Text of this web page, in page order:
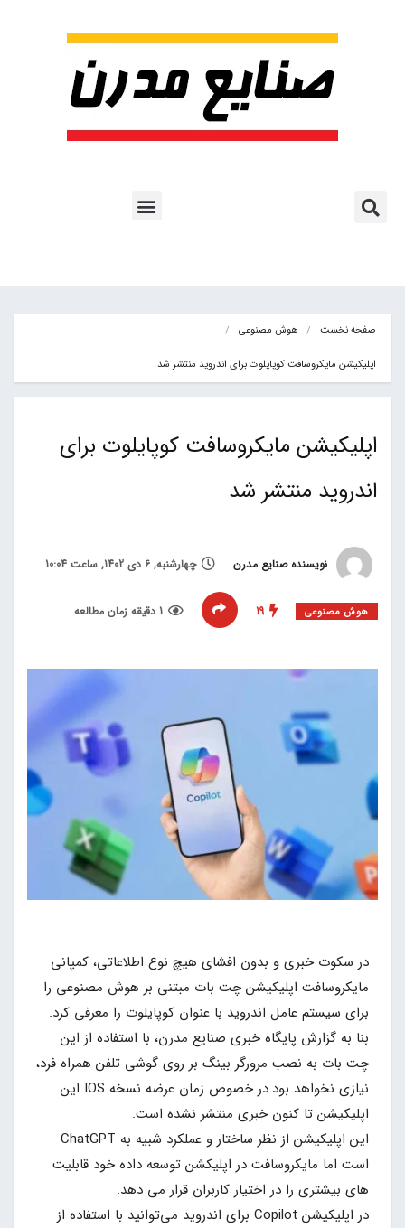
صفحه نخست هوش مصنوعی
اپلیکیشن مایکروسافت کوپایلوت برای اندروید منتشر شد
اپلیکیشن مایکروسافت کوپایلوت برای
اندروید منتشر شد
نویسنده صنایع مدرن چهارشنبه, 6 دی 1402, ساعت 10:04
هوش مصنوعی 19 1 دقیقه زمان مطالعه
در سکوت خبری و بدون افشای هیچ نوع اطلاعاتی، کمپانی
مایکروسافت اپلیکیشن چت بات مبتنی بر هوش مصنوعی را
برای سیستم عامل اندروید با عنوان کوپایلوت را معرفی کرد.
بنا به گزارش پایگاه خبری صنایع مدرن، با استفاده از این
چت بات به نصب مرورگر بینگ بر روی گوشی تلفن همراه فرد،
نیازی نخواهد بود.در خصوص زمان عرضه نسخه IOS این
اپلیکیشن تا کنون خبری منتشر نشده است.
این اپلیکیشن از نظر ساختار و عملکرد شبیه به ChatGPT
است اما مایکروسافت در اپلیکشن توسعه داده خود قابلیت
های بیشتری را در اختیار کاربران قرار می دهد.
در اپلیکیشن Copilot برای اندروید می‌توانید با استفاده از